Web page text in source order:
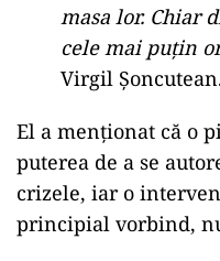
masa lor. Chiar
cele mai puţin
Virgil
El a menţionat că o
puterea de a se
crizele, iar o
principial vorbind,